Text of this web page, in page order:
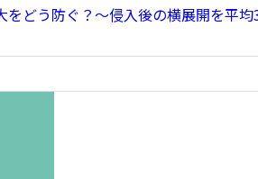
どう防ぐ？～侵入後の横展開を平